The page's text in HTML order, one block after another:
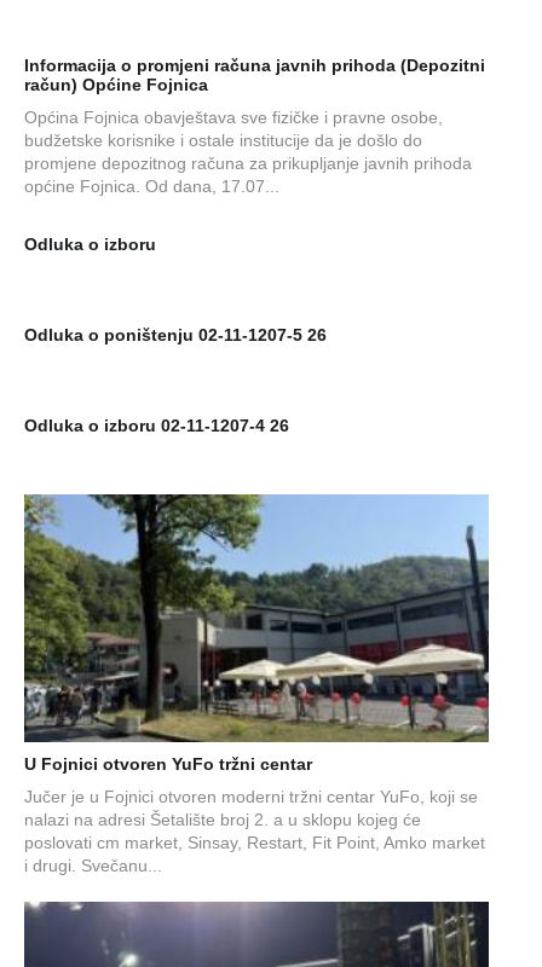
Informacija o promjeni računa javnih prihoda (Depozitni
račun) Općine Fojnica
Općina Fojnica obavještava sve fizičke i pravne osobe,
budžetske korisnike i ostale institucije da je došlo do
promjene depozitnog računa za prikupljanje javnih prihoda
općine Fojnica. Od dana, 17.07...
Odluka o izboru
Odluka o poništenju 02-11-1207-5 26
Odluka o izboru 02-11-1207-4 26
U Fojnici otvoren YuFo tržni centar
Jučer je u Fojnici otvoren moderni tržni centar YuFo, koji se
nalazi na adresi Šetalište broj 2. a u sklopu kojeg će
poslovati cm market, Sinsay, Restart, Fit Point, Amko market
i drugi. Svečanu...